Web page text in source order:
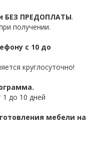
БЕЗ ПРЕДОПЛАТЫ.
получении.
с 10 до
круглосуточно!
до 10 дней
мебели на